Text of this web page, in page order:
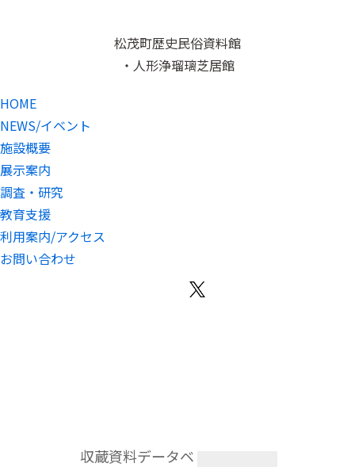
松茂町歴史民俗資料館
・人形浄瑠璃芝居館
HOME
NEWS/イベント
施設概要
展示案内
調査・研究
教育支援
利用案内/アクセス
お問い合わせ
収蔵資料データベ